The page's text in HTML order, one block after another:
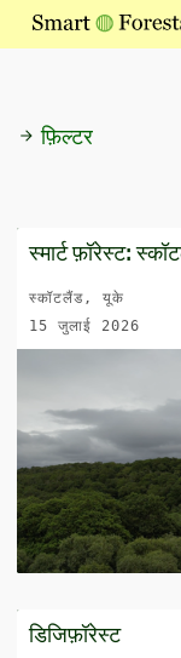
फ़िल्टर
स्मार्ट फ़ॉरेस्ट:
स्कॉटलैंड, यूके
15 जुलाई 2026
डिजिफ़ॉरेस्ट